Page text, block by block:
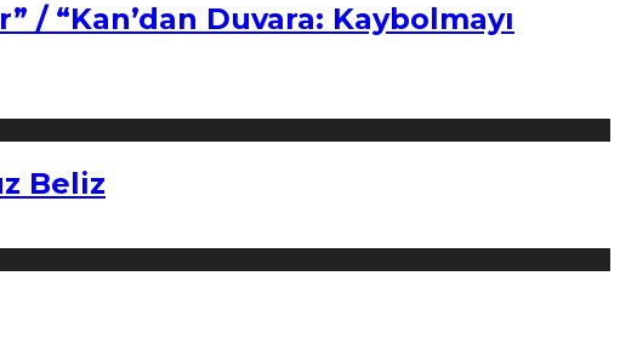
“Kan’dan Duvara: Kaybolmayı
Beliz